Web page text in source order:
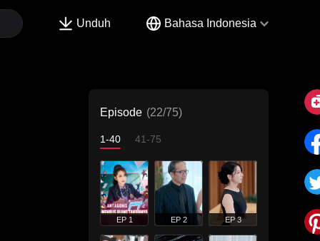
Unduh Bahasa Indonesia
Episode (22/75)
1-40 41-75
EP 1 EP 2 EP 3